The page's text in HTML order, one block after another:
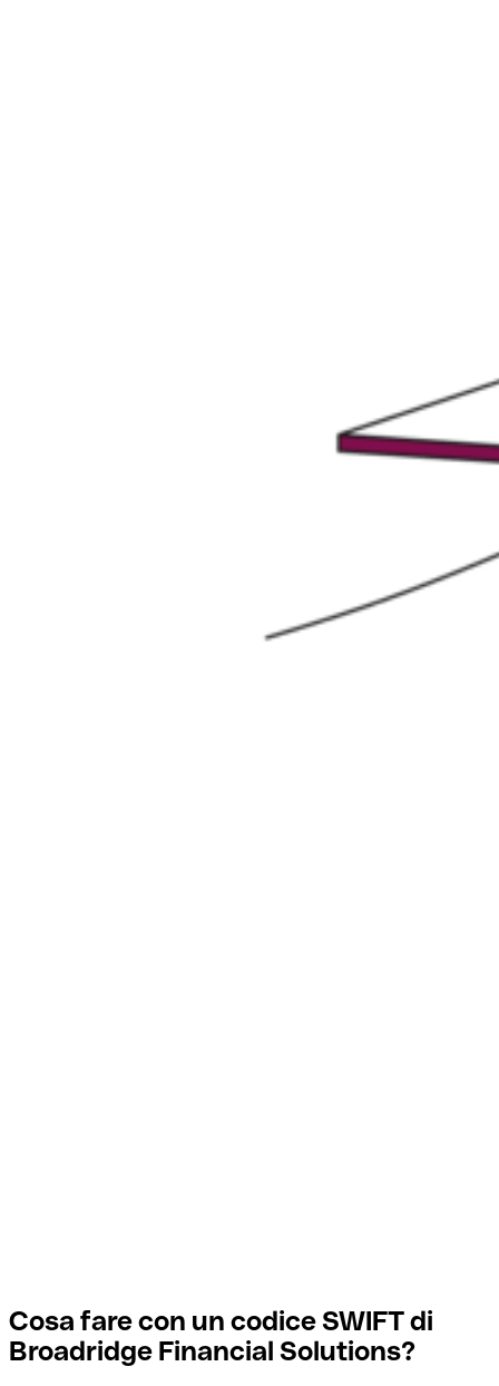
Cosa fare con un codice SWIFT di
Broadridge Financial Solutions?